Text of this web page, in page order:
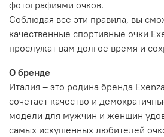
фотографиями очков.
Соблюдая все эти правила, вы
качественные спортивные очки
прослужат вам долгое время и
О бренде
Италия – это родина бренда
сочетает качество и
модели для мужчин и женщин
самых искушенных любителей